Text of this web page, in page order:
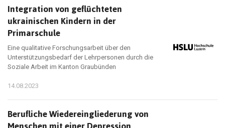
Integration von geflüchteten
ukrainischen Kindern in der
Primarschule
Eine qualitative Forschungsarbeit über den
Unterstützungsbedarf der Lehrpersonen durch die
Soziale Arbeit im Kanton Graubünden
14.08.2023
Berufliche Wiedereingliederung von